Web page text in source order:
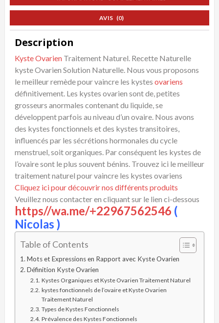
AVIS (0)
Description
Kyste Ovarien Traitement Naturel. Recette Naturelle
kyste Ovarien Solution Naturelle. Nous vous proposons
le meilleur remède pour vaincre les kystes ovariens
définitivement. Les kystes ovarien sont de, petites
grosseurs anormales contenant du liquide, se
développent parfois au niveau d’un ovaire. Nous avons
des kystes fonctionnels et des kystes transitoires,
influencés par les sécrétions hormonales du cycle
menstruel, soit organiques. Par conséquent les kystes de
l’ovaire sont le plus souvent bénins. Trouvez ici le meilleur
traitement naturel pour vaincre les kystes ovariens
Cliquez ici pour découvrir nos différents produits
Veuillez nous contacter en cliquant sur le lien ci-dessous
https//wa.me/+22967562546 (
Nicolas )
Table of Contents
Mots et Expressions en Rapport avec Kyste Ovarien
Définition Kyste Ovarien
Kystes Organiques et Kyste Ovarien Traitement Naturel
kystes fonctionnels de l’ovaire et Kyste Ovarien
Traitement Naturel
Types de Kystes Fonctionnels
Prévalence des Kystes Fonctionnels